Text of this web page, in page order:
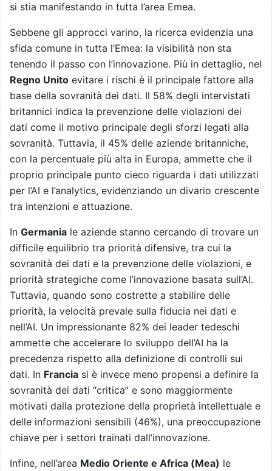
si stia manifestando in tutta l’area Emea.
Sebbene gli approcci varino, la ricerca evidenzia una
sfida comune in tutta l’Emea: la visibilità non sta
tenendo il passo con l’innovazione. Più in dettaglio, nel
Regno Unito evitare i rischi è il principale fattore alla
base della sovranità dei dati. Il 58% degli intervistati
britannici indica la prevenzione delle violazioni dei
dati come il motivo principale degli sforzi legati alla
sovranità. Tuttavia, il 45% delle aziende britanniche,
con la percentuale più alta in Europa, ammette che il
proprio principale punto cieco riguarda i dati utilizzati
per l’AI e l’analytics, evidenziando un divario crescente
tra intenzioni e attuazione.
In Germania le aziende stanno cercando di trovare un
difficile equilibrio tra priorità difensive, tra cui la
sovranità dei dati e la prevenzione delle violazioni, e
priorità strategiche come l’innovazione basata sull’AI.
Tuttavia, quando sono costrette a stabilire delle
priorità, la velocità prevale sulla fiducia nei dati e
nell’AI. Un impressionante 82% dei leader tedeschi
ammette che accelerare lo sviluppo dell’AI ha la
precedenza rispetto alla definizione di controlli sui
dati. In Francia si è invece meno propensi a definire la
sovranità dei dati “critica” e sono maggiormente
motivati dalla protezione della proprietà intellettuale e
delle informazioni sensibili (46%), una preoccupazione
chiave per i settori trainati dall’innovazione.
Infine, nell’area Medio Oriente e Africa (Mea) le